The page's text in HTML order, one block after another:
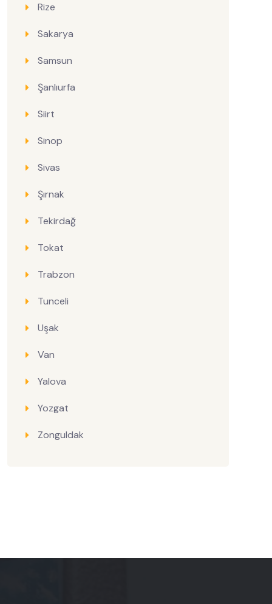
Rize
Sakarya
Samsun
Şanlıurfa
Siirt
Sinop
Sivas
Şırnak
Tekirdağ
Tokat
Trabzon
Tunceli
Uşak
Van
Yalova
Yozgat
Zonguldak